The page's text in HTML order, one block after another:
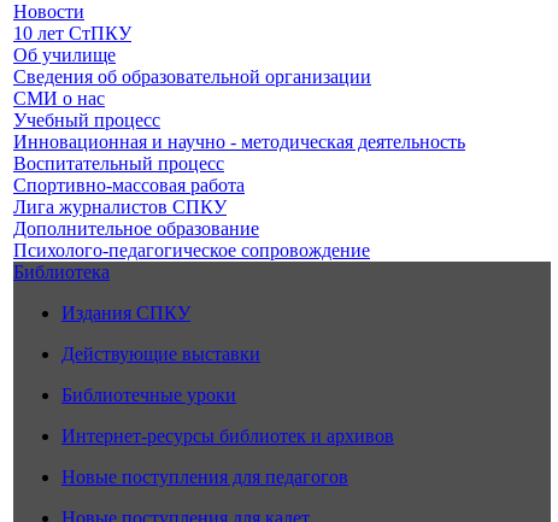
Новости
10 лет СтПКУ
Об училище
Сведения об образовательной организации
СМИ о нас
Учебный процесс
Инновационная и научно - методическая деятельность
Воспитательный процесс
Спортивно-массовая работа
Лига журналистов СПКУ
Дополнительное образование
Психолого-педагогическое сопровождение
Библиотека
Издания СПКУ
Действующие выставки
Библиотечные уроки
Интернет-ресурсы библиотек и архивов
Новые поступления для педагогов
Новые поступления для кадет